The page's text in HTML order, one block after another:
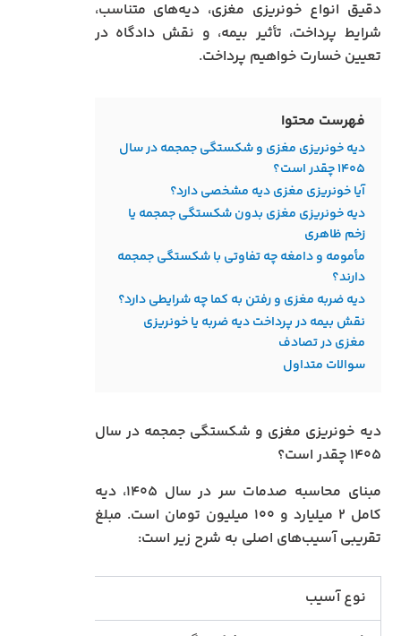
دقیق انواع خونریزی مغزی، دیه‌های متناسب،
شرایط پرداخت، تأثیر بیمه، و نقش دادگاه در
تعیین خسارت خواهیم پرداخت.
فهرست محتوا
دیه خونریزی مغزی و شکستگی جمجمه در سال
۱۴۰۵ چقدر است؟
آیا خونریزی مغزی دیه مشخصی دارد؟
دیه خونریزی مغزی بدون شکستگی جمجمه یا
زخم ظاهری
مأمومه و دامغه چه تفاوتی با شکستگی جمجمه
دارند؟
دیه ضربه مغزی و رفتن به کما چه شرایطی دارد؟
نقش بیمه در پرداخت دیه ضربه یا خونریزی
مغزی در تصادف
سوالات متداول
دیه خونریزی مغزی و شکستگی جمجمه در سال
۱۴۰۵ چقدر است؟
مبنای محاسبه صدمات سر در سال ۱۴۰۵، دیه
کامل ۲ میلیارد و ۱۰۰ میلیون تومان است. مبلغ
تقریبی آسیب‌های اصلی به شرح زیر است:
نوع آسیب